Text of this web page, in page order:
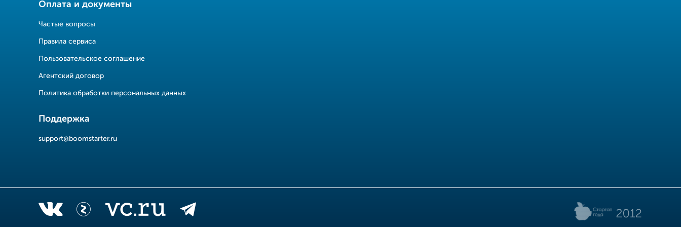
Оплата и документы
Частые вопросы
Правила сервиса
Пользовательское соглашение
Агентский договор
Политика обработки персональных данных
Поддержка
support@boomstarter.ru